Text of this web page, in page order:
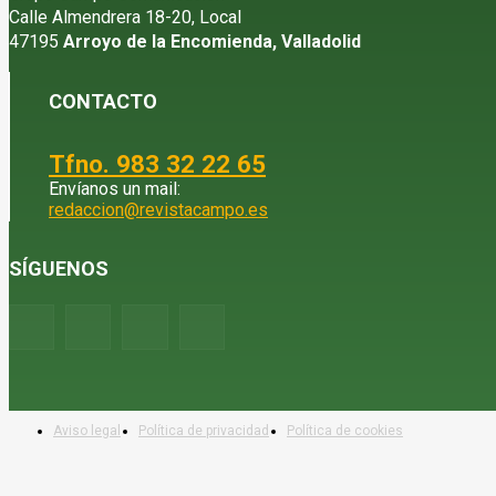
Calle Almendrera 18-20, Local
47195 Arroyo de la Encomienda, Valladolid
CONTACTO
Tfno. 983 32 22 65
Envíanos un mail:
redaccion@revistacampo.es
SÍGUENOS
Aviso legal Política de privacidad Política de cookies